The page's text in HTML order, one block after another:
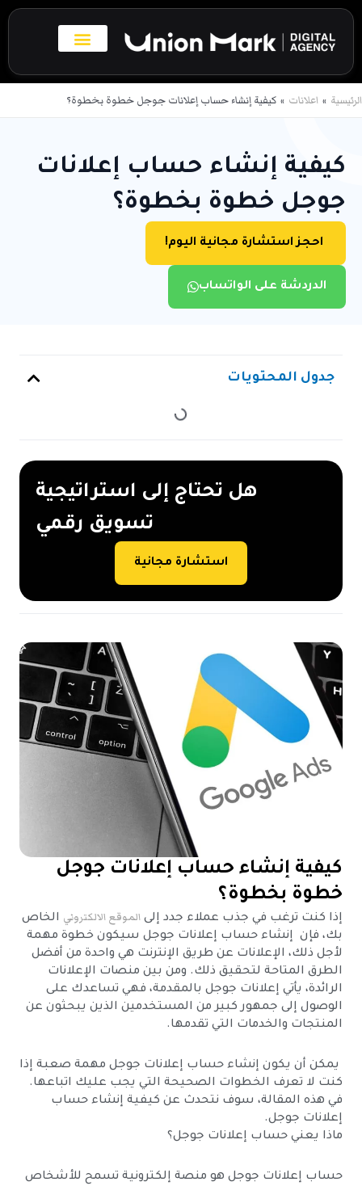
تخطي
المحتوى
الرئيسية اعلانات كيفية إنشاء حساب إعلانات جوجل خطوة بخطوة؟
كيفية إنشاء حساب إعلانات
جوجل خطوة بخطوة؟
احجز استشارة مجانية اليوم!
الدردشة على الواتساب
جدول المحتويات
هل تحتاج إلى استراتيجية
تسويق رقمي
استشارة مجانية
كيفية إنشاء حساب إعلانات جوجل
خطوة بخطوة؟
إذا كنت ترغب في جذب عملاء جدد إلى الموقع الالكتروني الخاص
بك، فإن إنشاء حساب إعلانات جوجل سيكون خطوة مهمة
لأجل ذلك، الإعلانات عن طريق الإنترنت هي واحدة من أفضل
الطرق المتاحة لتحقيق ذلك. ومن بين منصات الإعلانات
الرائدة، يأتي إعلانات جوجل بالمقدمة، فهي تساعدك على
الوصول إلى جمهور كبير من المستخدمين الذين يبحثون عن
المنتجات والخدمات التي تقدمها.
يمكن أن يكون إنشاء حساب إعلانات جوجل مهمة صعبة إذا
كنت لا تعرف الخطوات الصحيحة التي يجب عليك اتباعها.
في هذه المقالة، سوف نتحدث عن كيفية إنشاء حساب
إعلانات جوجل.
ماذا يعني حساب إعلانات جوجل؟
حساب إعلانات جوجل هو منصة إلكترونية تسمح للأشخاص